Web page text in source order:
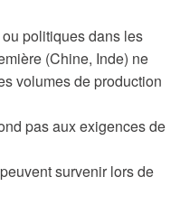
politiques dans les
(Chine, Inde) ne
volumes de production
pas aux exigences de
survenir lors de